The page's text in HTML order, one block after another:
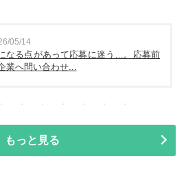
05/14
なる点があって応募に迷う…。応募前
業へ問い合わせ...
もっと見る